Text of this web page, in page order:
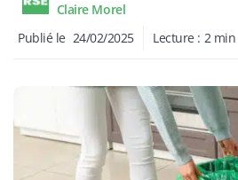
Claire Morel
Publié le 24/02/2025 Lecture : 2 min